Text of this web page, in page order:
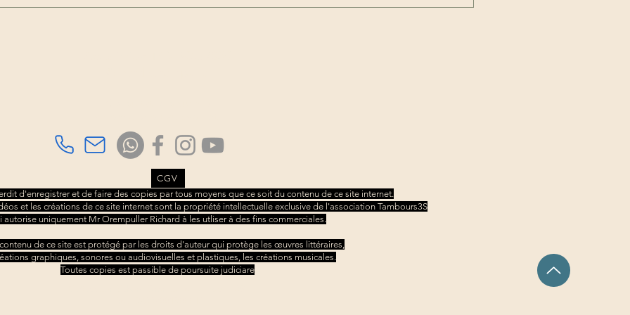
CGV
d'enregistrer et de faire des copies par tous moyens que ce soit du contenu de ce site internet.
et les créations de ce site internet sont la propriété intellectuelle exclusive de l'association Tambours3S
autorise uniquement Mr Orempuller Richard à les utliser à des fins commerciales.
de ce site est protégé par les droits d'auteur qui protège les œuvres littéraires,
graphiques, sonores ou audiovisuelles et plastiques, les créations musicales.
​Toutes copies est passible de poursuite judiciare